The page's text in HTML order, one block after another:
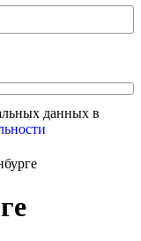
данных в